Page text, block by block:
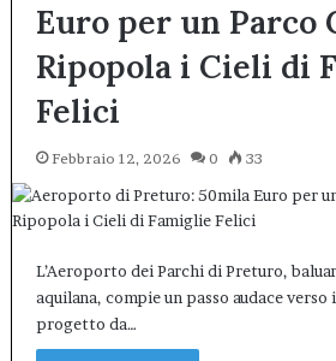
Euro per un Parco
Ripopola i Cieli di
Felici
Febbraio 12, 2026 0 33
L’Aeroporto dei Parchi di Preturo,
aquilana, compie un passo audace
progetto da…